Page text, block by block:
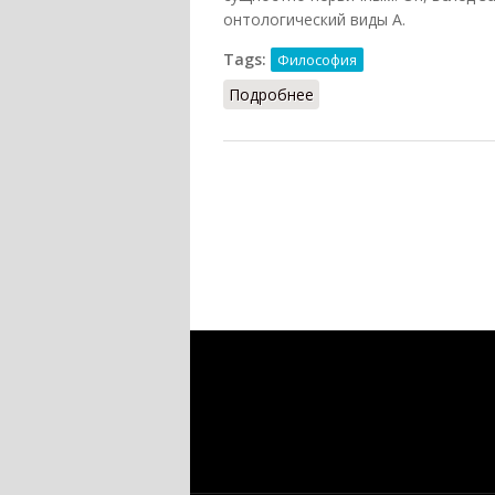
онтологический виды А.
Tags:
Философия
Подробнее